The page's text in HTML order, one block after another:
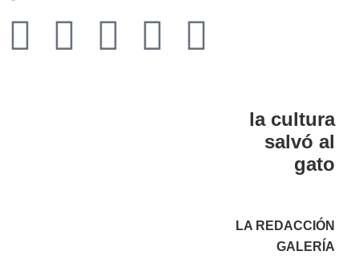
la cultura
salvó al
gato
LA REDACCIÓN
GALERÍA